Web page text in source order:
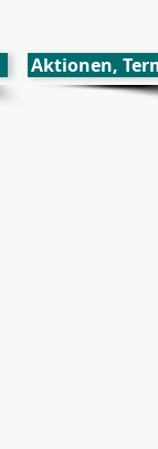
Aktionen,